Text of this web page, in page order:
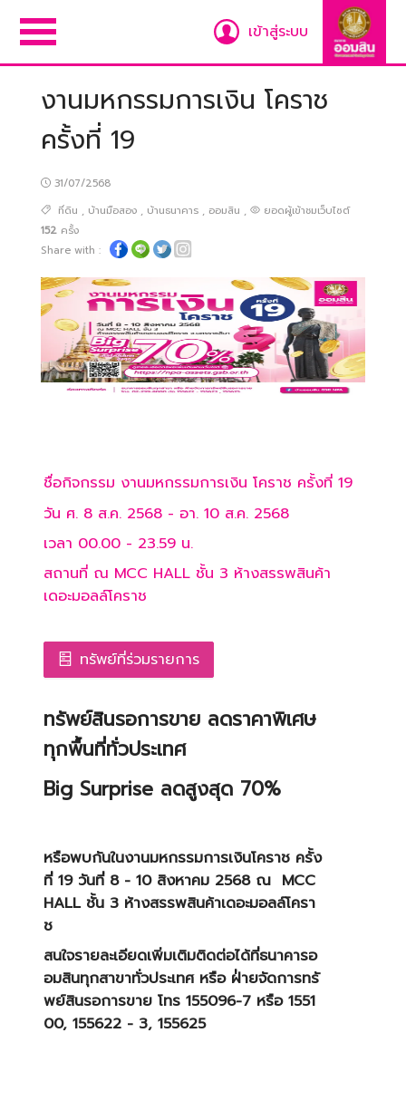
เข้าสู่ระบบ
งานมหกรรมการเงิน โคราช
ครั้งที่ 19
31/07/2568
ที่ดิน , บ้านมือสอง , บ้านธนาคาร , ออมสิน ,
ยอดผู้เข้าชมเว็บไซต์
152ครั้ง
Share with :
ชื่อกิจกรรม งานมหกรรมการเงิน โคราช ครั้งที่ 19
วัน ศ. 8 ส.ค. 2568 - อา. 10 ส.ค. 2568
เวลา 00.00 - 23.59 น.
สถานที่ ณ MCC HALL ชั้น 3 ห้างสรรพสินค้า
เดอะมอลล์โคราช
ทรัพย์ที่ร่วมรายการ
ทรัพย์สินรอการขาย ลดราคาพิเศษ
ทุกพื้นที่ทั่วประเทศ
Big Surprise ลดสูงสุด 70%
หรือพบกันในงานมหกรรมการเงินโคราช ครั้ง
ที่ 19 วันที่ 8 - 10 สิงหาคม 2568 ณ MCC
HALL ชั้น 3 ห้างสรรพสินค้าเดอะมอลล์โครา
ช
สนใจรายละเอียดเพิ่มเติมติดต่อได้ที่ธนาคารอ
อมสินทุกสาขาทั่วประเทศ หรือ ฝ่่ายจัดการทรั
พย์สินรอการขาย โทร 155096-7 หรือ 1551
00, 155622 - 3, 155625